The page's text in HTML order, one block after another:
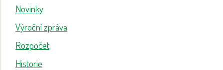
Novinky
Výroční zpráva
Rozpočet
Historie